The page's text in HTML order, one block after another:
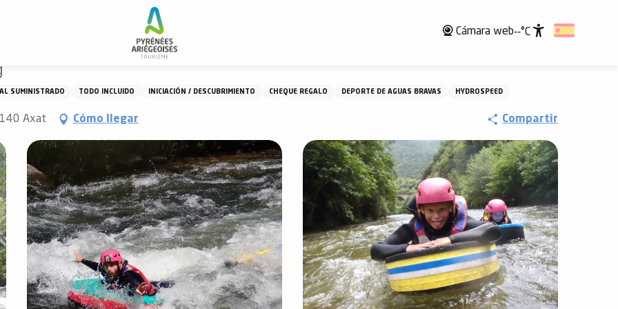
Cámara web--°C
SUMINISTRADO TODO INCLUIDO INICIACIÓN / DESCUBRIMIENTO CHEQUE REGALO DEPORTE DE AGUAS BRAVAS HYDROSPEED
Axat Cómo llegar Compartir